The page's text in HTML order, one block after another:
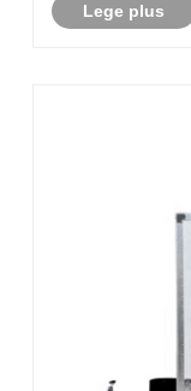
Lege plus